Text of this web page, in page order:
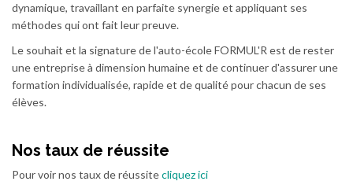
dynamique, travaillant en parfaite synergie et appliquant ses
méthodes qui ont fait leur preuve.
Le souhait et la signature de l'auto-école FORMUL'R est de rester
une entreprise à dimension humaine et de continuer d'assurer une
formation individualisée, rapide et de qualité pour chacun de ses
élèves.
Nos taux de réussite
Pour voir nos taux de réussitecliquez ici